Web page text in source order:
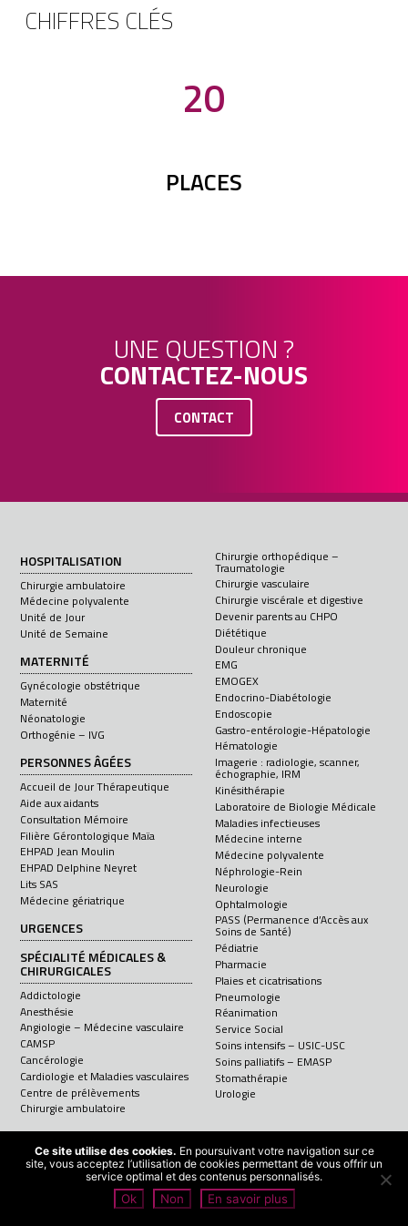
CHIFFRES CLÉS
20
PLACES
UNE QUESTION ?
CONTACTEZ-NOUS
CONTACT
HOSPITALISATION
Chirurgie ambulatoire
Médecine polyvalente
Unité de Jour
Unité de Semaine
MATERNITÉ
Gynécologie obstétrique
Maternité
Néonatologie
Orthogénie – IVG
PERSONNES ÂGÉES
Accueil de Jour Thérapeutique
Aide aux aidants
Consultation Mémoire
Filière Gérontologique Maïa
EHPAD Jean Moulin
EHPAD Delphine Neyret
Lits SAS
Médecine gériatrique
URGENCES
SPÉCIALITÉ MÉDICALES &
CHIRURGICALES
Addictologie
Anesthésie
Angiologie – Médecine vasculaire
CAMSP
Cancérologie
Cardiologie et Maladies vasculaires
Centre de prélèvements
Chirurgie ambulatoire
Chirurgie orthopédique –
Traumatologie
Chirurgie vasculaire
Chirurgie viscérale et digestive
Devenir parents au CHPO
Diététique
Douleur chronique
EMG
EMOGEX
Endocrino-Diabétologie
Endoscopie
Gastro-entérologie-Hépatologie
Hématologie
Imagerie : radiologie, scanner,
échographie, IRM
Kinésithérapie
Laboratoire de Biologie Médicale
Maladies infectieuses
Médecine interne
Médecine polyvalente
Néphrologie-Rein
Neurologie
Ophtalmologie
PASS (Permanence d’Accès aux
Soins de Santé)
Pédiatrie
Pharmacie
Plaies et cicatrisations
Pneumologie
Réanimation
Service Social
Soins intensifs – USIC-USC
Soins palliatifs – EMASP
Stomathérapie
Urologie
mentions légalesI © 2026 GHND
Ce site utilise des cookies. En poursuivant votre navigation sur ce
site, vous acceptez l’utilisation de cookies permettant de vous offrir un
service optimal et des contenus personnalisés.
Ok Non En savoir plus